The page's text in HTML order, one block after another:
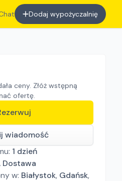
Dodaj wypożyczalnię
ceny. Złóż wstępną
ofertę.
wiadomość
1 dzień
w: Białystok, Gdańsk,